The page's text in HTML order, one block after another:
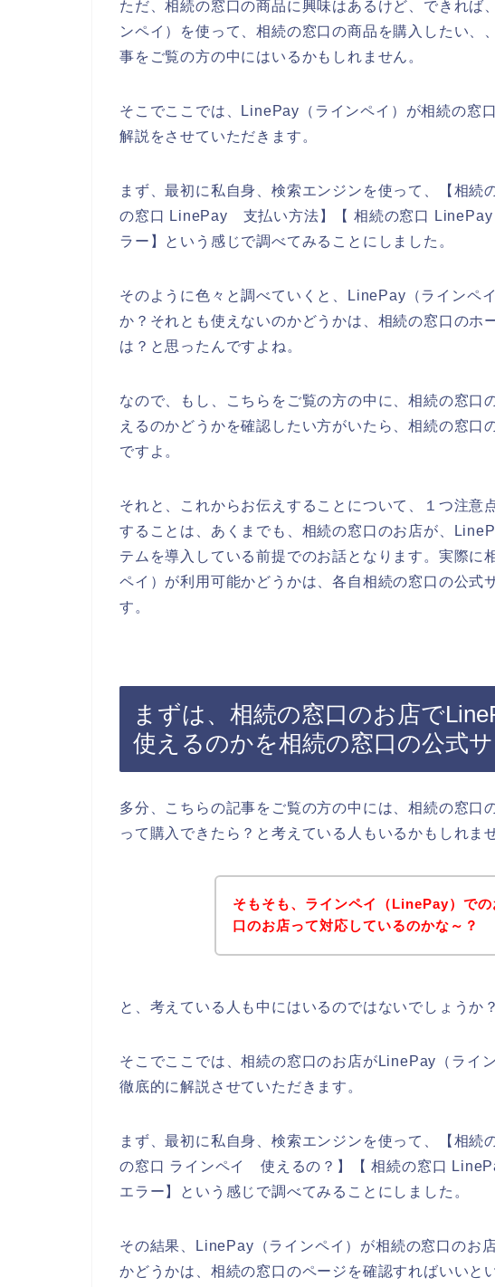
ただ、相続の窓口の商品に興味はあるけど、できれば
ンペイ）を使って、相続の窓口の商品を購入したい、
事をご覧の方の中にはいるかもしれません。
そこでここでは、LinePay（ラインペイ）が相続の窓
解説をさせていただきます。
まず、最初に私自身、検索エンジンを使って、【相
の窓口 LinePay 支払い方法】【 相続の窓口
ラー】という感じで調べてみることにしました。
そのように色々と調べていくと、LinePay（ラインペ
か？それとも使えないのかどうかは、相続の窓口のホ
は？と思ったんですよね。
なので、もし、こちらをご覧の方の中に、相続の窓口
えるのかどうかを確認したい方がいたら、相続の窓口
ですよ。
それと、これからお伝えすることについて、１つ注意
することは、あくまでも、相続の窓口のお店が、
テムを導入している前提でのお話となります。実際に
ペイ）が利用可能かどうかは、各自相続の窓口の公式
す。
まずは、相続の窓口のお店で
使えるのかを相続の窓口の公式
多分、こちらの記事をご覧の方の中には、相続の窓口
って購入できたら？と考えている人もいるかもしれま
そもそも、ラインペイ（LinePay）で
口のお店って対応しているのかな～？
と、考えている人も中にはいるのではないでしょうか？
そこでここでは、相続の窓口のお店がLinePay（ライ
徹底的に解説させていただきます。
まず、最初に私自身、検索エンジンを使って、【相
の窓口 ラインペイ 使えるの？】【 相続の窓口
エラー】という感じで調べてみることにしました。
その結果、LinePay（ラインペイ）が相続の窓口のお
かどうかは、相続の窓口のページを確認すればいいと